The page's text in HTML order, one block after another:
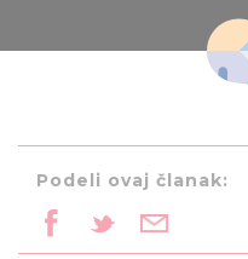
Podeli ovaj članak: